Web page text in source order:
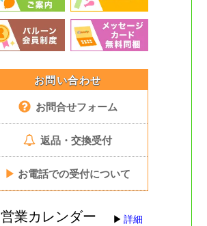
お問い合わせ
お問合せフォーム
返品・交換受付
▶ お電話での受付について
営業カレンダー 詳細